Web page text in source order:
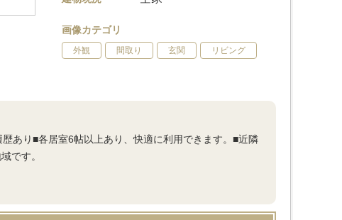
画像カテゴリ
外観 間取り 玄関 リビング
あり■各居室6帖以上あり、快適に利用できます。■近隣
です。